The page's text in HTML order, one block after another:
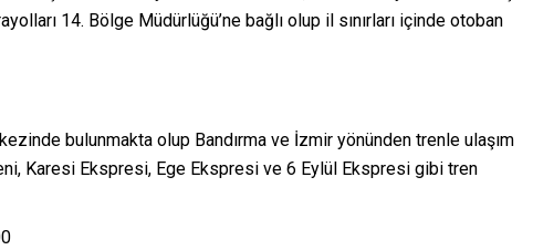
14. Bölge Müdürlüğü’ne bağlı olup il sınırları içinde otoban
bulunmakta olup Bandırma ve İzmir yönünden trenle ulaşım
Karesi Ekspresi, Ege Ekspresi ve 6 Eylül Ekspresi gibi tren